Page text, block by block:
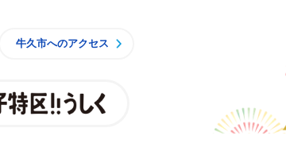
牛久市へのアクセス